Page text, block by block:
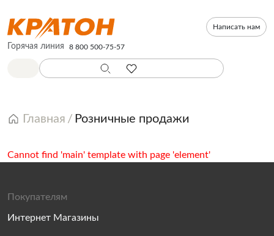
Написать нам
Горячая линия 8 800 500-75-57
Главная Розничные продажи
Cannot find 'main' template with page 'element'
Покупателям
Интернет Магазины